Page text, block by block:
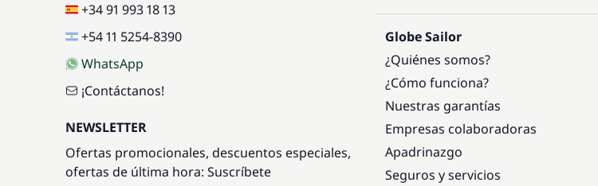
+34 91 993 18 13
+54 11 5254-8390
WhatsApp
¡Contáctanos!
NEWSLETTER
Ofertas promocionales, descuentos especiales,
ofertas de última hora: Suscríbete
Globe Sailor
¿Quiénes somos?
¿Cómo funciona?
Nuestras garantías
Empresas colaboradoras
Apadrinazgo
Seguros y servicios